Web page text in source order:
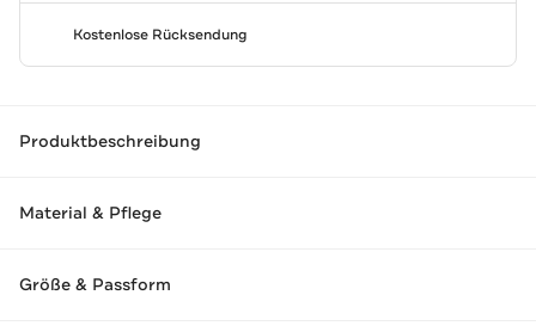
Kostenlose Rücksendung
Produktbeschreibung
Material & Pflege
Größe & Passform